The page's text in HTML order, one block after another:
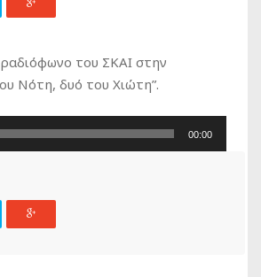
του ΣΚΑΙ στην
Νότη, δυό του Χιώτη”.
00:00